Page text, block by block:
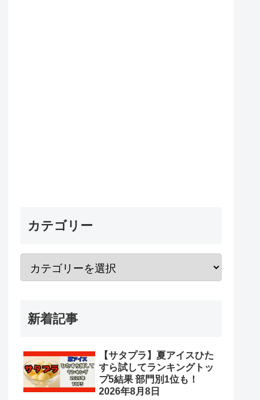
カテゴリー
新着記事
【サタプラ】夏アイスひた
すら試してランキングトッ
プ5結果 部門別1位も！
2026年8月8日